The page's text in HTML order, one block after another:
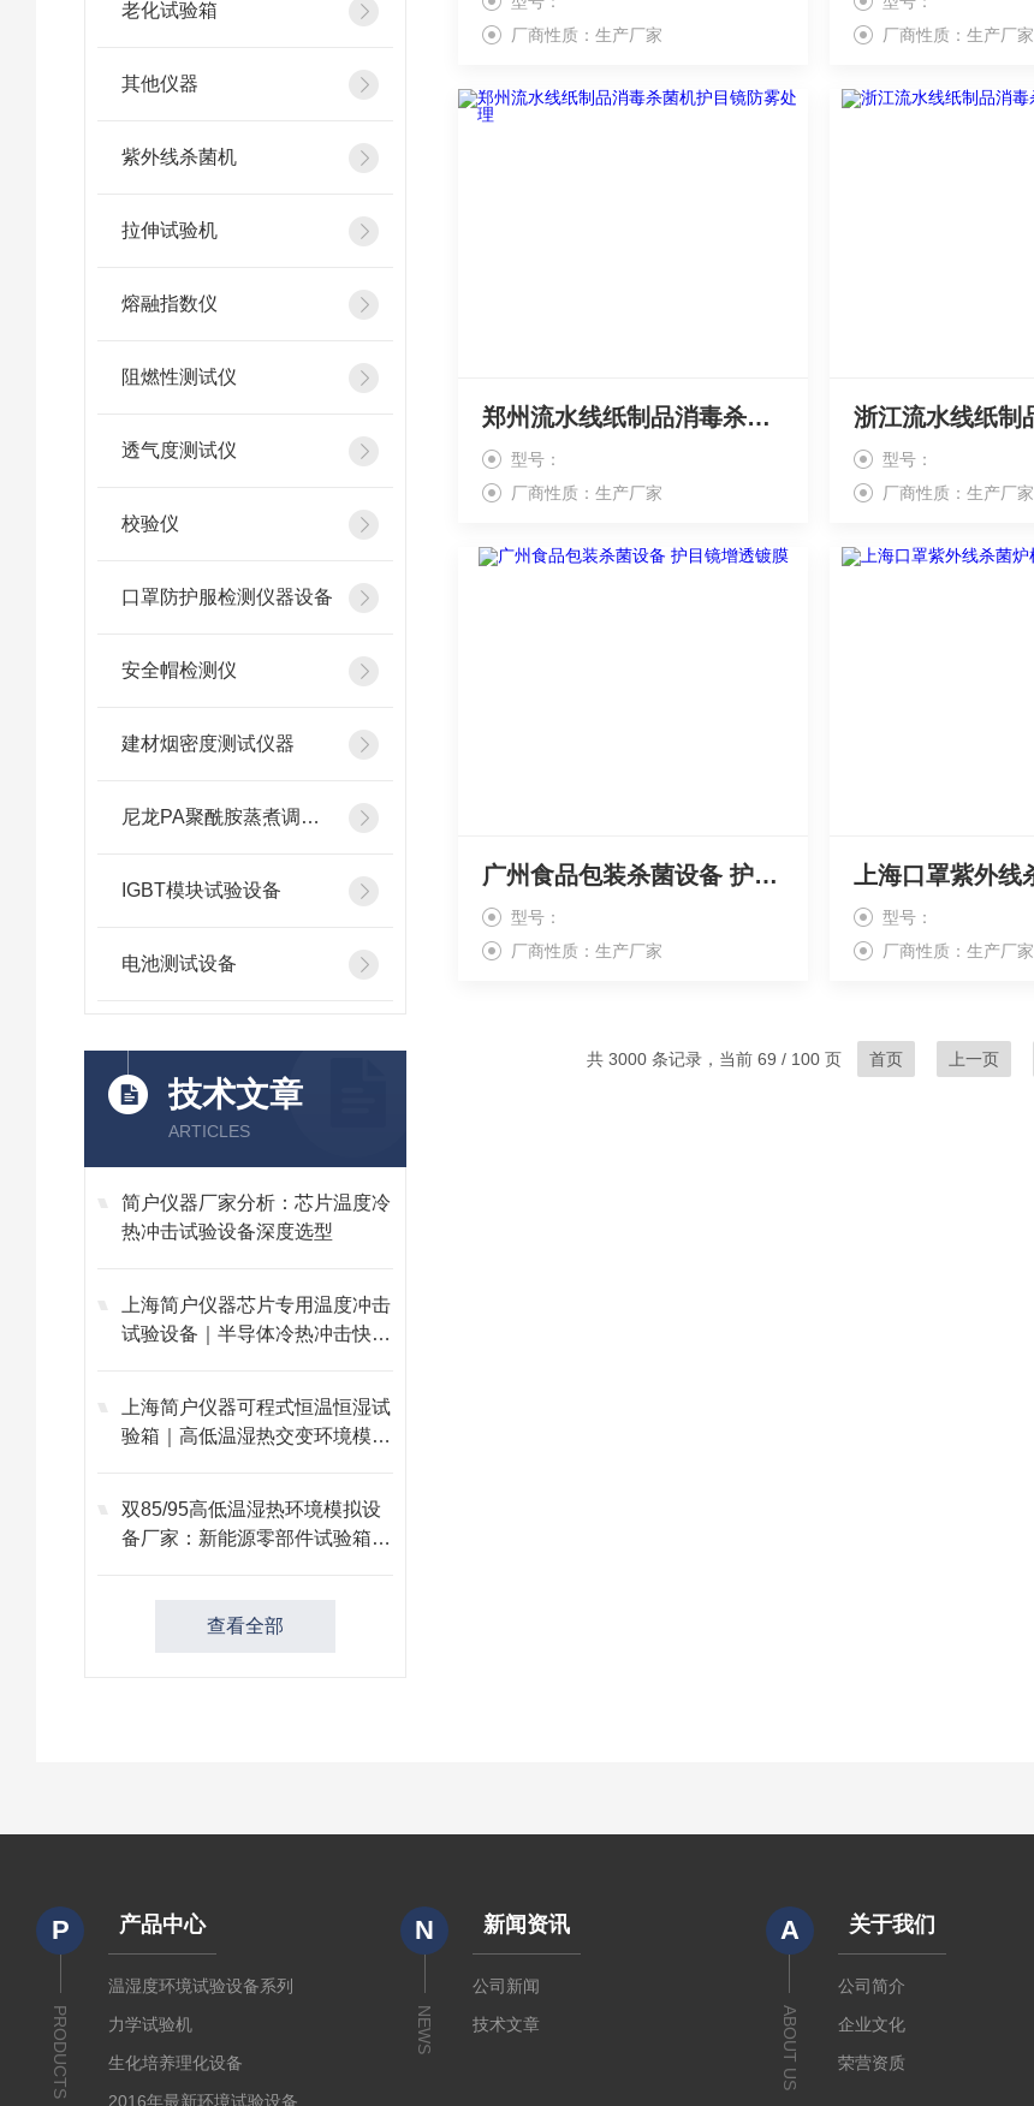
老化试验箱
其他仪器
紫外线杀菌机
拉伸试验机
熔融指数仪
阻燃性测试仪
透气度测试仪
校验仪
口罩防护服检测仪器设备
安全帽检测仪
建材烟密度测试仪器
尼龙PA聚酰胺蒸煮调湿箱
IGBT模块试验设备
电池测试设备
技术文章
ARTICLES
简户仪器厂家分析：芯片温度冷
热冲击试验设备深度选型
上海简户仪器芯片专用温度冲击
试验设备｜半导体冷热冲击快速
上海简户仪器可程式恒温恒湿试
验箱｜高低温湿热交变环境模拟
双85/95高低温湿热环境模拟设
备厂家：新能源零部件试验箱推
查看全部
厂商性质：生产厂家
厂商性质：生产厂家
郑州流水线纸制品消毒杀菌机护目镜防雾处理
型号：
厂商性质：生产厂家
型号：
厂商性质：生产厂家
广州食品包装杀菌设备 护目镜增透镀膜
型号：
厂商性质：生产厂家
型号：
厂商性质：生产厂家
共 3000 条记录，当前 69 / 100 页 首页 上一页
P
PRODUCTS
产品中心
温湿度环境试验设备系列
力学试验机
生化培养理化设备
2016年最新环境试验设备
N
NEWS
新闻资讯
公司新闻
技术文章
A
ABOUT US
关于我们
公司简介
企业文化
荣营资质